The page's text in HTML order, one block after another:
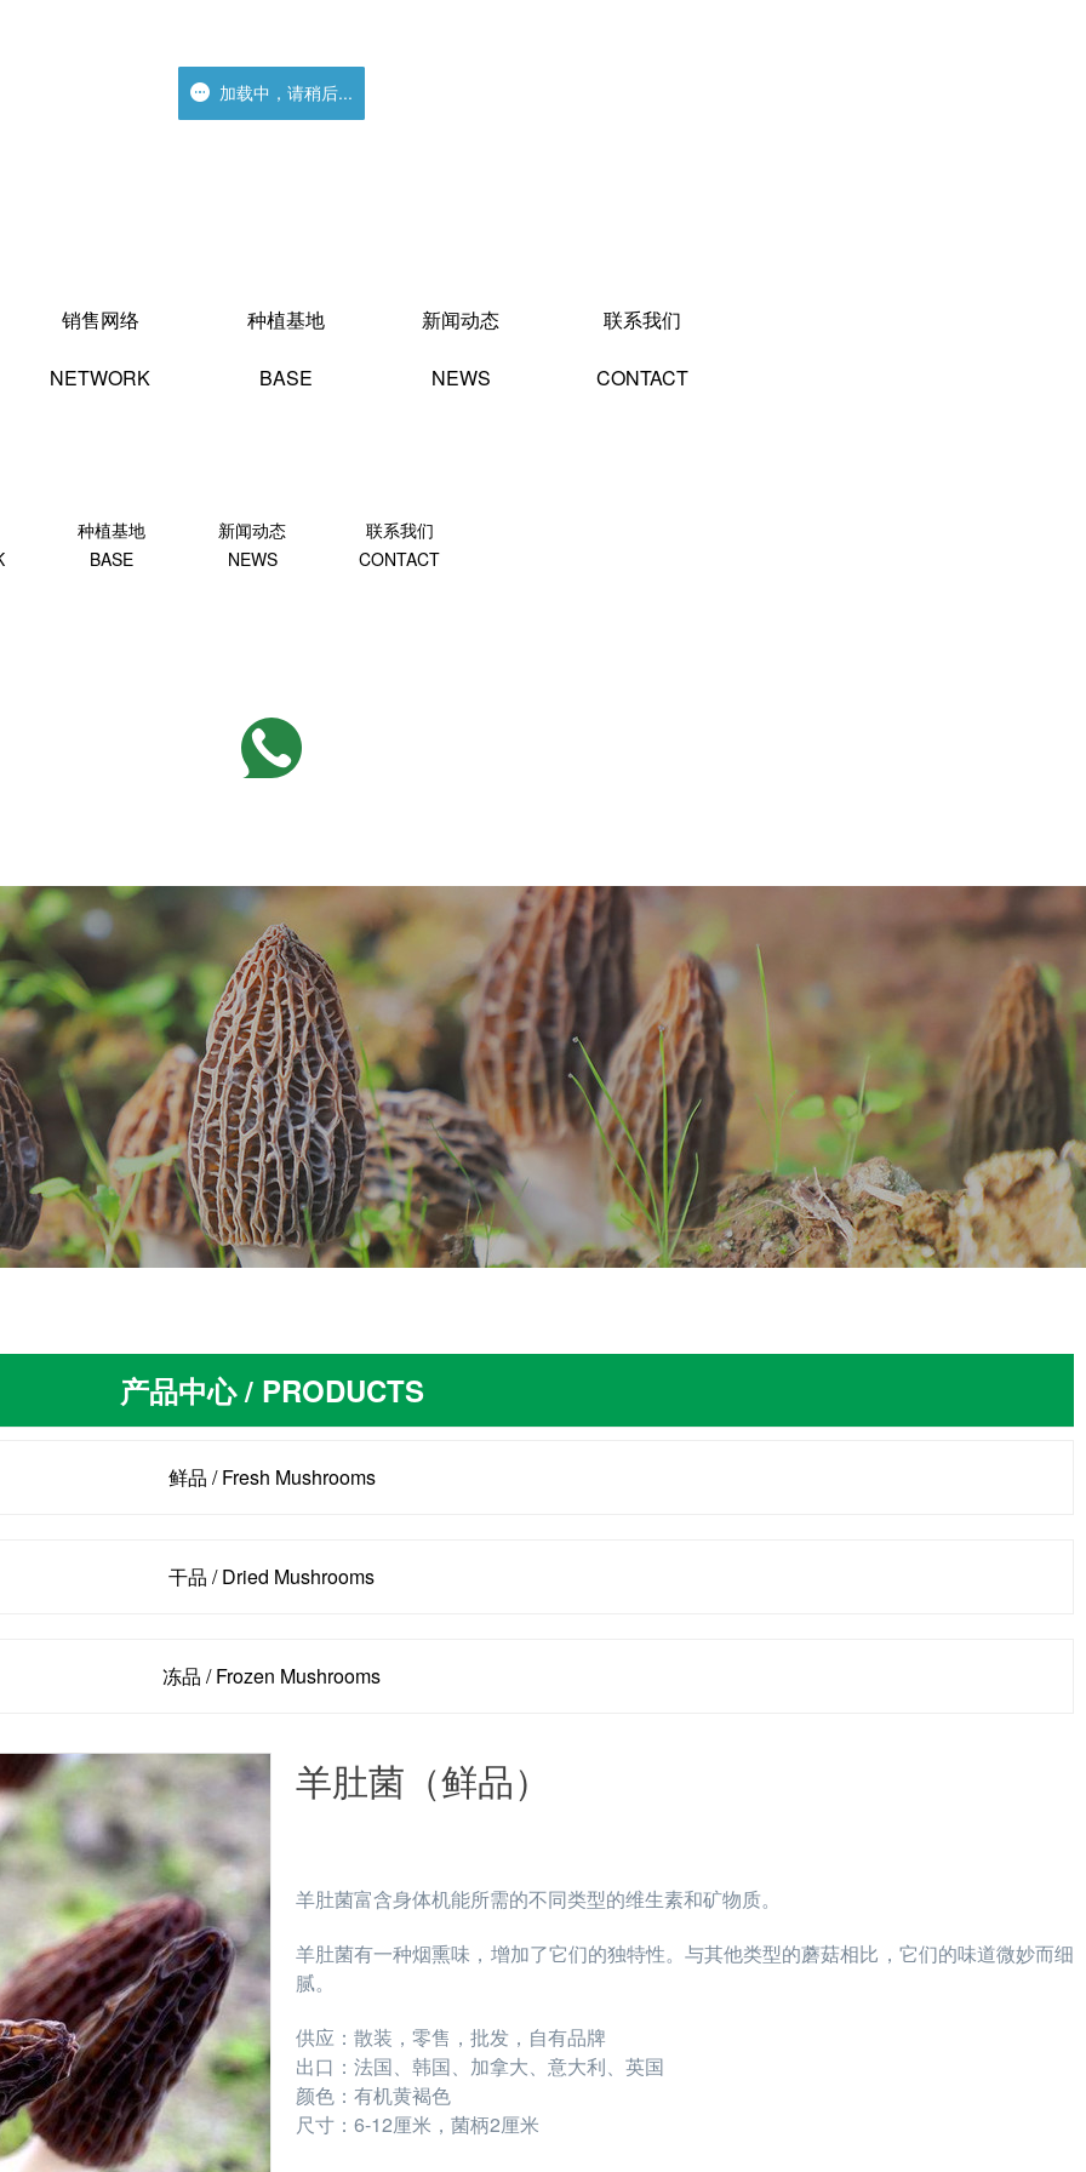
销售网络
NETWORK
种植基地
BASE
新闻动态
NEWS
联系我们
CONTACT
种植基地
BASE
新闻动态
NEWS
联系我们
CONTACT
产品中心 / PRODUCTS
鲜品 / Fresh Mushrooms
干品 / Dried Mushrooms
冻品 / Frozen Mushrooms
羊肚菌（鲜品）
羊肚菌富含身体机能所需的不同类型的维生素和矿物质。
羊肚菌有一种烟熏味，增加了它们的独特性。与其他类型的蘑菇相比，它们的味道微妙而细
腻。
供应：散装，零售，批发，自有品牌
出口：法国、韩国、加拿大、意大利、英国
颜色：有机黄褐色
尺寸：6-12厘米，菌柄2厘米
加载中，请稍后...
加载中，请稍后...